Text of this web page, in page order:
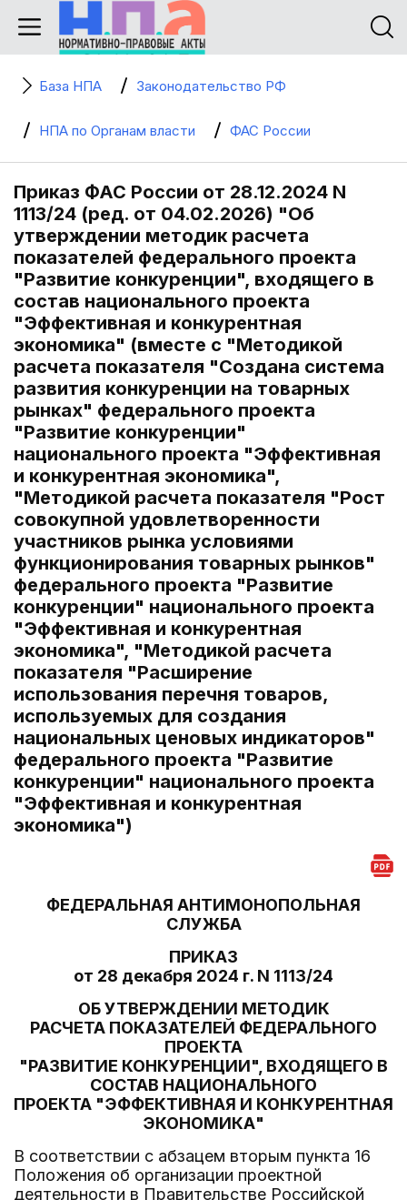
База НПА Законодательство РФ
НПА по Органам власти ФАС России
Приказ ФАС России от 28.12.2024 N
1113/24 (ред. от 04.02.2026) "Об
утверждении методик расчета
показателей федерального проекта
"Развитие конкуренции", входящего в
состав национального проекта
"Эффективная и конкурентная
экономика" (вместе с "Методикой
расчета показателя "Создана система
развития конкуренции на товарных
рынках" федерального проекта
"Развитие конкуренции"
национального проекта "Эффективная
и конкурентная экономика",
"Методикой расчета показателя "Рост
совокупной удовлетворенности
участников рынка условиями
функционирования товарных рынков"
федерального проекта "Развитие
конкуренции" национального проекта
"Эффективная и конкурентная
экономика", "Методикой расчета
показателя "Расширение
использования перечня товаров,
используемых для создания
национальных ценовых индикаторов"
федерального проекта "Развитие
конкуренции" национального проекта
"Эффективная и конкурентная
экономика")
ФЕДЕРАЛЬНАЯ АНТИМОНОПОЛЬНАЯ
СЛУЖБА
ПРИКАЗ
от 28 декабря 2024 г. N 1113/24
ОБ УТВЕРЖДЕНИИ МЕТОДИК
РАСЧЕТА ПОКАЗАТЕЛЕЙ ФЕДЕРАЛЬНОГО
ПРОЕКТА
"РАЗВИТИЕ КОНКУРЕНЦИИ", ВХОДЯЩЕГО В
СОСТАВ НАЦИОНАЛЬНОГО
ПРОЕКТА "ЭФФЕКТИВНАЯ И КОНКУРЕНТНАЯ
ЭКОНОМИКА"
В соответствии с абзацем вторым пункта 16
Положения об организации проектной
деятельности в Правительстве Российской